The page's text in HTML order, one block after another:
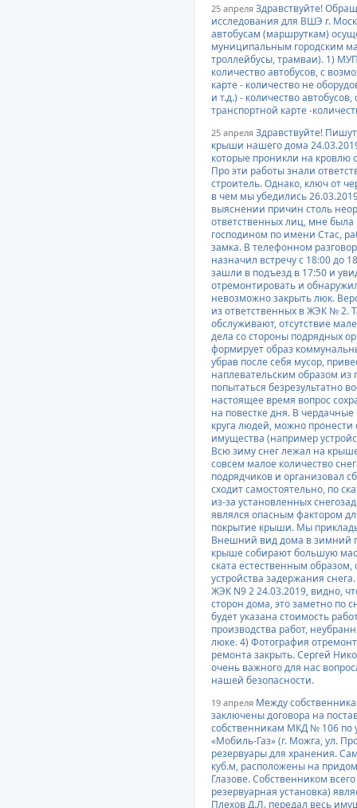
25 апреля Здравствуйте!
исследования для ВШЭ г.
автобусам (маршруткам)
муниципальным городским
троллейбусы, трамваи). 1)
количество автобусов, с
карте - количество не
и т.д.) - количество
транспортной карте -
25 апреля Здравствуйте!
крыши нашего дома
которые проникли на кровлю
Про эти работы знали
строитель. Однако, ключ от
в чем мы убедились
выяснении причин столь
ответственных лиц, мне была
господином по имени Стас,
замка. В телефонном
назначил встречу с 18:00 до
зашли в подъезд в 17:50 и
отремонтировать и
невозможно закрыть люк.
из ответственных в ЖЭК № 2.
обслуживают, отсутствие
дела со стороны подрядных
формирует образ
убрав после себя мусор,
наплевательским образом из
попытаться безрезультатно
настоящее время вопрос
на повестке дня. В
круга людей, можно
имущества (например
Всю зиму снег лежал на
совсем малое количество
подрядчиков и организовал
сходит самостоятельно, по
из-за установленных
являлся опасным фактором
покрытие крыши. Мы
Внешний вид дома в зимний
крыше собирают большую
ската естественным
устройства задержания
ЖЭК N9 2 24.03.2019, видно,
сторон дома, это заметно по
будет указана стоимость
производства работ,
люке. 4) Фотография
ремонта закрыть. Сергей
очень важного для нас
нашей безопасности.
19 апреля Между
заключены договора на
собственникам МКД № 106 по
«Мобиль-Газ» (г. Можга, ул.
резервуары для хранения.
куб.м, расположены на
Глазове. Собственником
резервуарная установка)
Плехов Д.Л. передал весь